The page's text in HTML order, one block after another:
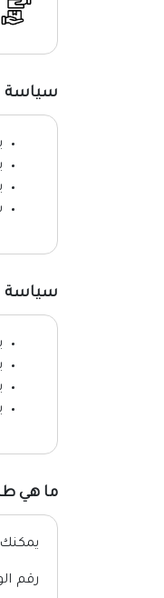
سياسة
سياسة
ما هي
رقم